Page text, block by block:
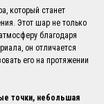
который станет
Этот шар не только
благодаря
он отличается
его на протяжении
точки, небольшая